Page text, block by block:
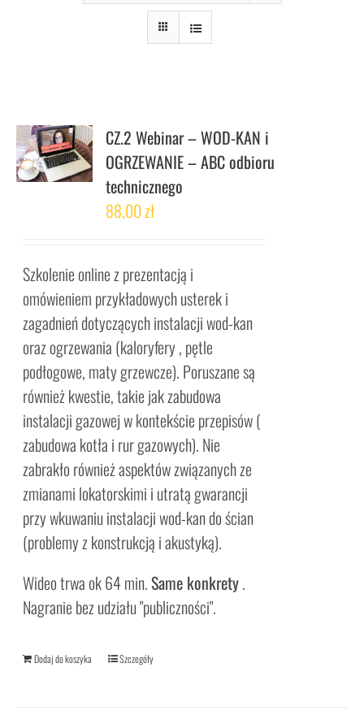
CZ.2 Webinar – WOD-KAN i
OGRZEWANIE – ABC odbioru
technicznego
88,00zł
Szkolenie online z prezentacją i
omówieniem przykładowych usterek i
zagadnień dotyczących instalacji wod-kan
oraz ogrzewania (kaloryfery , pętle
podłogowe, maty grzewcze). Poruszane są
również kwestie, takie jak zabudowa
instalacji gazowej w kontekście przepisów (
zabudowa kotła i rur gazowych). Nie
zabrakło również aspektów związanych ze
zmianami lokatorskimi i utratą gwarancji
przy wkuwaniu instalacji wod-kan do ścian
(problemy z konstrukcją i akustyką).
Wideo trwa ok 64 min.Same konkrety.
Nagranie bez udziału "publiczności".
Dodaj do koszyka Szczegóły